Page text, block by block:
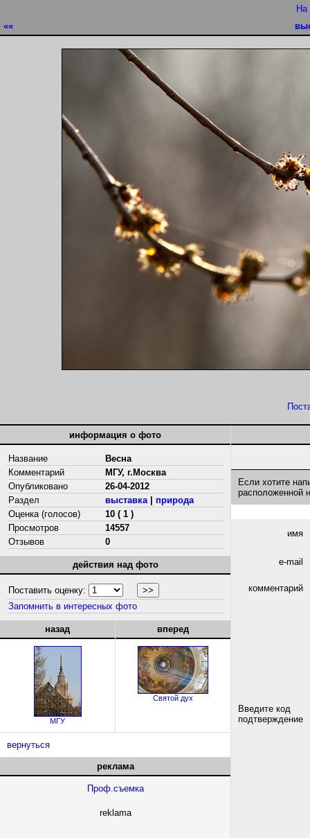
На
««
информация о фото
Название
Весна
Комментарий
МГУ, г.Москва
Опубликовано
26-04-2012
Раздел
выставка| природа
Оценка (голосов)
10 ( 1 )
Просмотров
14557
Отзывов
0
действия над фото
Поставить оценку:
Запомнить в интересных фото
назад
МГУ
вперед
Святой дух
вернуться
реклама
Проф.съемка
reklama
Если хотите
расположенной
имя
e-mail
комментарий
Введите код
подтверждение